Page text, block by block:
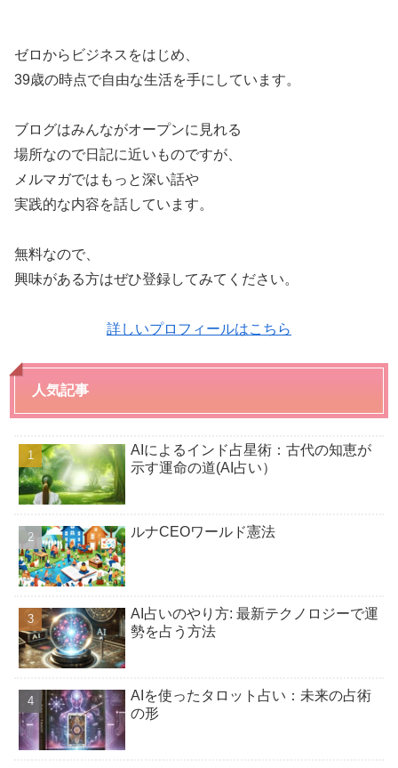
ゼロからビジネスをはじめ、
39歳の時点で自由な生活を手にしています。
ブログはみんながオープンに見れる
場所なので日記に近いものですが、
メルマガではもっと深い話や
実践的な内容を話しています。
無料なので、
興味がある方はぜひ登録してみてください。
詳しいプロフィールはこちら
人気記事
AIによるインド占星術：古代の知恵が
示す運命の道(AI占い）
ルナCEOワールド憲法
AI占いのやり方: 最新テクノロジーで運
勢を占う方法
AIを使ったタロット占い：未来の占術
の形